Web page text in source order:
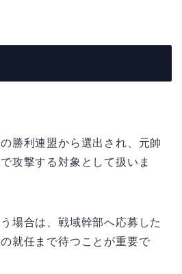
勝利連盟から選出され、元帥
攻撃する対象として扱いま
場合は、戦域幹部へ応募した
就任まで待つことが重要で